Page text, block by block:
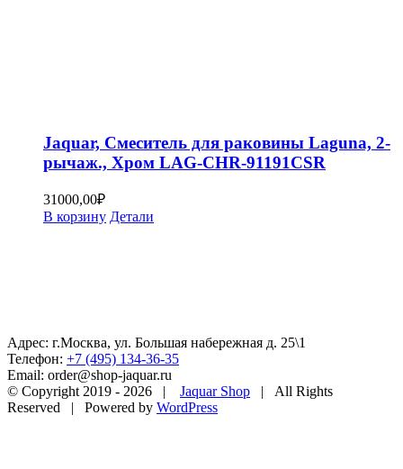
Jaquar, Смеситель для раковины Laguna, 2-
рычаж., Хром LAG-CHR-91191CSR
31000,00₽
В корзину Детали
Адрес: г.Москва, ул. Большая набережная д. 25\1
Телефон: +7 (495) 134-36-35
Email: order@shop-jaquar.ru
© Copyright 2019 - 2026 | Jaquar Shop | All Rights
Reserved | Powered by WordPress